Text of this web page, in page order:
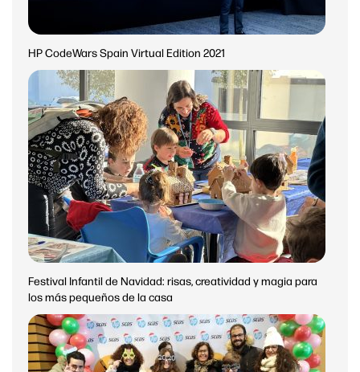
HP CodeWars Spain Virtual Edition 2021
Festival Infantil de Navidad: risas, creatividad y magia para
los más pequeños de la casa